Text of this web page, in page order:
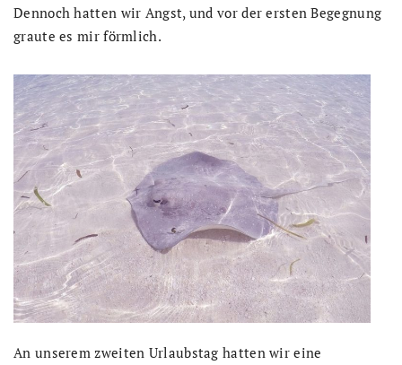
Dennoch hatten wir Angst, und vor der ersten Begegnung
graute es mir förmlich.
An unserem zweiten Urlaubstag hatten wir eine